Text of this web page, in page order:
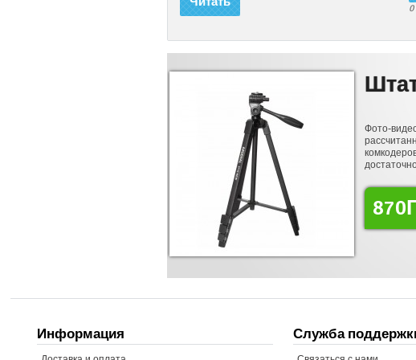
Штатив ARSENAL
Фото-видео штатив Arsenal - 3710 New Arsenal
рассчитанный на небольшой вес камеры.
комкодеров. Легкость в использовании и
достаточно высокий, удобная фото-видео
870Грн
Информация Служба